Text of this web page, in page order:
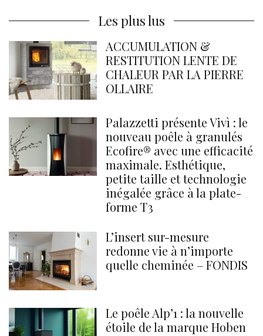
Les plus lus
ACCUMULATION &
RESTITUTION LENTE DE
CHALEUR PAR LA PIERRE
OLLAIRE
Palazzetti présente Vivì : le
nouveau poêle à granulés
Ecofire® avec une efficacité
maximale. Esthétique,
petite taille et technologie
inégalée grâce à la plate-
forme T3
L’insert sur-mesure
redonne vie à n’importe
quelle cheminée – FONDIS
Le poêle Alp’1 : la nouvelle
étoile de la marque Hoben